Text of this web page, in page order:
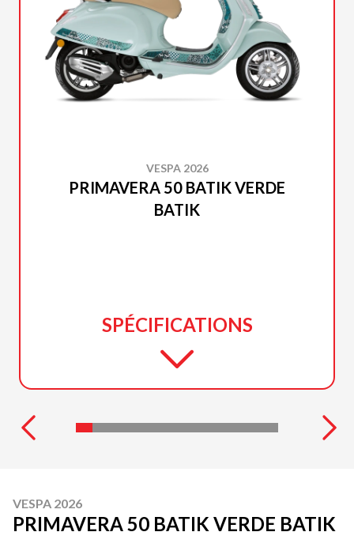
VESPA 2026
PRIMAVERA 50 BATIK VERDE
BATIK
SPÉCIFICATIONS
VESPA 2026
PRIMAVERA 50 BATIK VERDE BATIK